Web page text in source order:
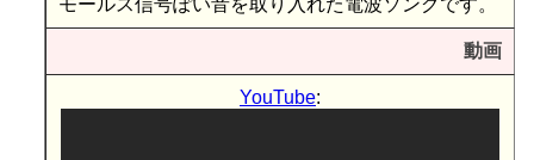
モールス信号ぽい音を取り入れた電波ソングです。
動画
YouTube: